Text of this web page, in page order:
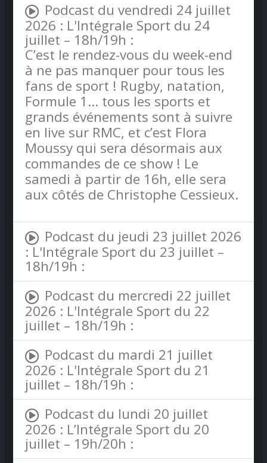
Podcast du vendredi 24 juillet
2026 : L'Intégrale Sport du 24
juillet – 18h/19h :
C’est le rendez-vous du week-end
à ne pas manquer pour tous les
fans de sport ! Rugby, natation,
Formule 1… tous les sports et
grands événements sont à suivre
en live sur RMC, et c’est Flora
Moussy qui sera désormais aux
commandes de ce show ! Le
samedi à partir de 16h, elle sera
aux côtés de Christophe Cessieux.
Podcast du jeudi 23 juillet 2026
: L'Intégrale Sport du 23 juillet –
18h/19h :
Podcast du mercredi 22 juillet
2026 : L'Intégrale Sport du 22
juillet – 18h/19h :
Podcast du mardi 21 juillet
2026 : L'Intégrale Sport du 21
juillet – 18h/19h :
Podcast du lundi 20 juillet
2026 : L’Intégrale Sport du 20
juillet – 19h/20h :